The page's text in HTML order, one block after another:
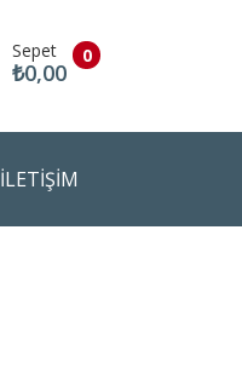
0
Sepet
₺0,00
İLETİŞİM